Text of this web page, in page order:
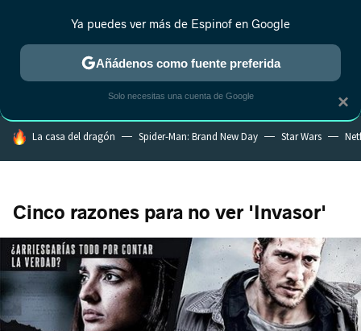
ESTRENOS REALITY ANIME RANKINGS CINE
HOY SE HABLA DE
La casa del dragón Spider-Man: Brand New Day Star Wars
Cinco razones para no ver 'Invasor'
×
Ya puedes ver más de Espinof en Google
Añádenos como fuente preferida
Solo necesitas una cuenta de Google